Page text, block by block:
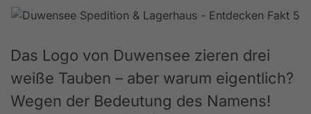
Das Logo von Duwensee zieren drei
weiße Tauben – aber warum eigentlich?
Wegen der Bedeutung des Namens!